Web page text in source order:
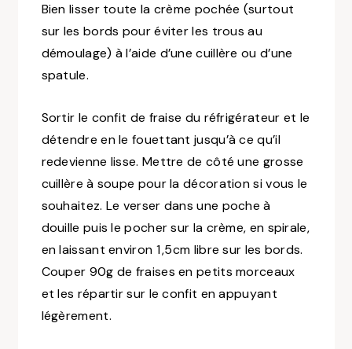
Bien lisser toute la crème pochée (surtout
sur les bords pour éviter les trous au
démoulage) à l’aide d’une cuillère ou d’une
spatule.
Sortir le confit de fraise du réfrigérateur et le
détendre en le fouettant jusqu’à ce qu’il
redevienne lisse. Mettre de côté une grosse
cuillère à soupe pour la décoration si vous le
souhaitez. Le verser dans une poche à
douille puis le pocher sur la crème, en spirale,
en laissant environ 1 ,5cm libre sur les bords.
Couper 90g de fraises en petits morceaux
et les répartir sur le confit en appuyant
légèrement.